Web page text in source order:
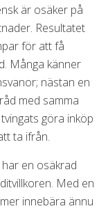
är osäker på
Resultatet
för att få
Många känner
nästan en
med samma
göra inköp
ta ifrån.
en osäkrad
Med en
innebära ännu